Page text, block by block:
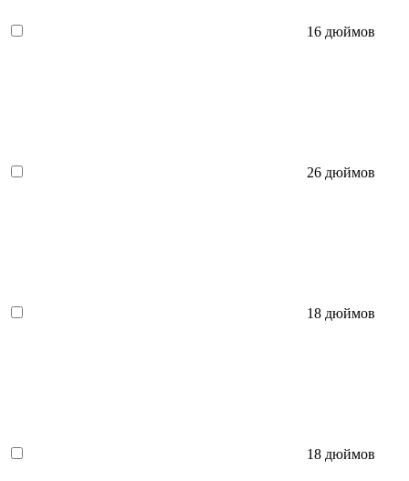
16 дюймов
26 дюймов
18 дюймов
18 дюймов